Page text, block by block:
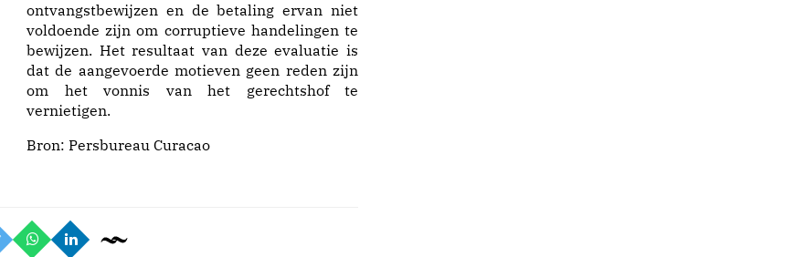
ontvangstbewijzen en de betaling ervan niet
voldoende zijn om corruptieve handelingen te
bewijzen. Het resultaat van deze evaluatie is
dat de aangevoerde motieven geen reden zijn
om het vonnis van het gerechtshof te
vernietigen.
Bron: Persbureau Curacao